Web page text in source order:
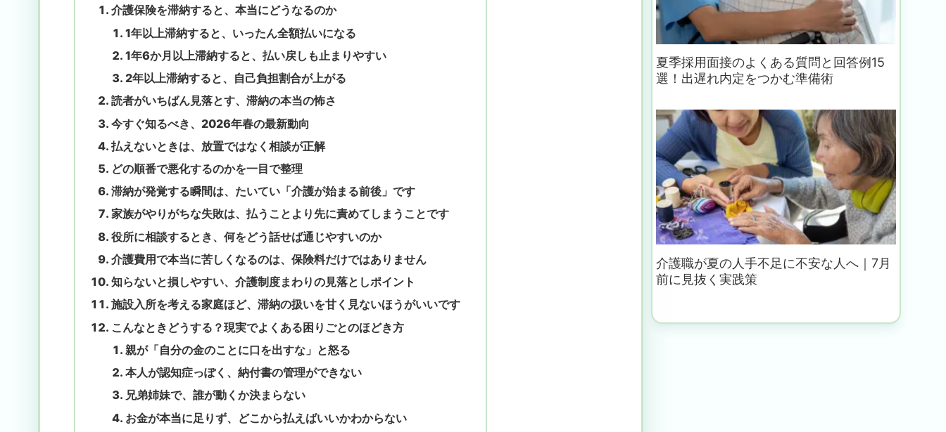
介護保険を滞納すると、本当にどうなるのか
1年以上滞納すると、いったん全額払いになる
1年6か月以上滞納すると、払い戻しも止まりやすい
2年以上滞納すると、自己負担割合が上がる
読者がいちばん見落とす、滞納の本当の怖さ
今すぐ知るべき、2026年春の最新動向
払えないときは、放置ではなく相談が正解
どの順番で悪化するのかを一目で整理
滞納が発覚する瞬間は、たいてい「介護が始まる前後」です
家族がやりがちな失敗は、払うことより先に責めてしまうことです
役所に相談するとき、何をどう話せば通じやすいのか
介護費用で本当に苦しくなるのは、保険料だけではありません
知らないと損しやすい、介護制度まわりの見落としポイント
施設入所を考える家庭ほど、滞納の扱いを甘く見ないほうがいいです
こんなときどうする？現実でよくある困りごとのほどき方
親が「自分の金のことに口を出すな」と怒る
本人が認知症っぽく、納付書の管理ができない
兄弟姉妹で、誰が動くか決まらない
お金が本当に足りず、どこから払えばいいかわからない
夏季採用面接のよくある質問と回答例15
選！出遅れ内定をつかむ準備術
介護職が夏の人手不足に不安な人へ｜7月
前に見抜く実践策